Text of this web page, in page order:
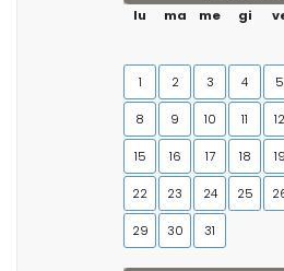
lu
ma me gi
1 2 3 4 5
8 9 10 11 12
15 16 17 18 19
22 23 24 25
29 30 31